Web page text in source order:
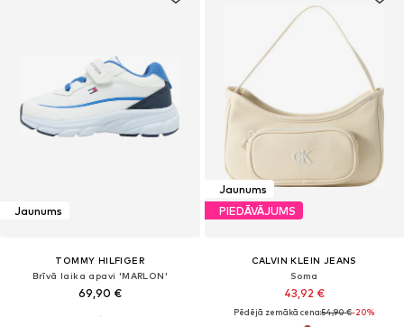
Jaunums
TOMMY HILFIGER
Brīvā laika apavi 'MARLON'
69,90 €
Jaunums
PIEDĀVĀJUMS
CALVIN KLEIN JEANS
Soma
43,92 €
Pēdējā zemākā cena:54,90 €-20%